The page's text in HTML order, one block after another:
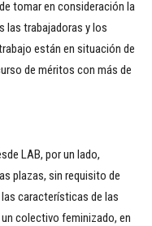
tomar en consideración la
las trabajadoras y los
están en situación de
de méritos con más de
LAB, por un lado,
plazas, sin requisito de
características de las
colectivo feminizado, en